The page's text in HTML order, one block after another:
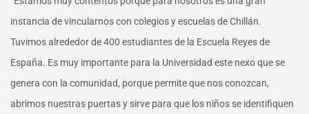
instancia de vincularnos con colegios y escuelas de Chillán.
Tuvimos alrededor de 400 estudiantes de la Escuela Reyes de
España. Es muy importante para la Universidad este nexo que se
genera con la comunidad, porque permite que nos conozcan,
abrimos nuestras puertas y sirve para que los niños se identifiquen